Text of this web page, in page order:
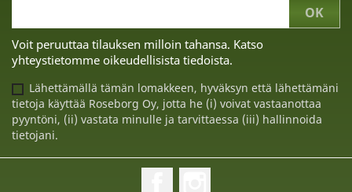
Voit peruuttaa tilauksen milloin tahansa. Katso
yhteystietomme oikeudellisista tiedoista.
Lähettämällä tämän lomakkeen, hyväksyn että lähettämäni
tietoja käyttää Roseborg Oy, jotta he (i) voivat vastaanottaa
pyyntöni, (ii) vastata minulle ja tarvittaessa (iii) hallinnoida
tietojani.